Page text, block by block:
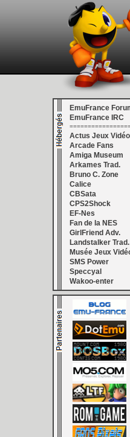
EmuFrance
EmuFrance IRC
Actus Jeux
Arcade Fans
Amiga Museum
Arkames Trad.
Bruno C. Zone
Calice
CBSata
CPS2Shock
EF-Nes
Fan de la NES
GirlFriend Adv.
Landstalker Trad.
Musée Jeux
SMS Power
Speccyal
Wakoo-enter